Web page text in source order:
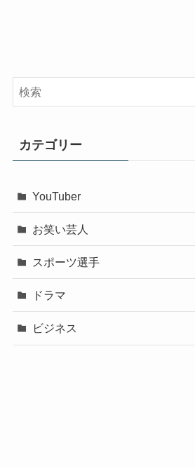
カテゴリー
YouTuber
お笑い芸人
スポーツ選手
ドラマ
ビジネス